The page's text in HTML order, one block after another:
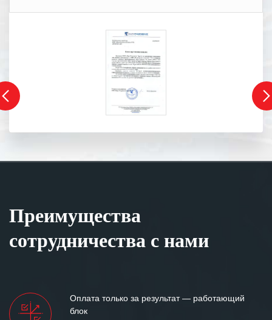
Преимущества
сотрудничества с нами
Оплата только за результат — работающий
блок